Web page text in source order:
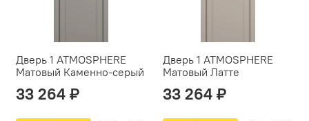
Дверь 1 ATMOSPHERE
Матовый Каменно-серый
33 264 ₽
Дверь 1 ATMOSPHERE
Матовый Латте
33 264 ₽